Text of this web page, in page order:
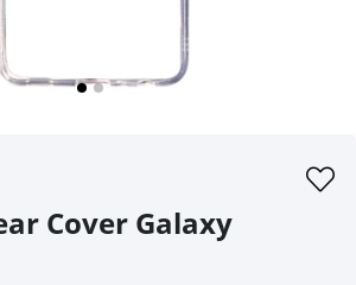
Cover Galaxy